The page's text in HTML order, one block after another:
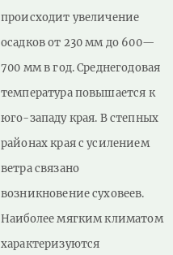
происходит увеличение
осадков от 230 мм до 600—
700 мм в год. Среднегодовая
температура повышается к
юго-западу края. В степных
районах края с усилением
ветра связано
возникновение суховеев.
Наиболее мягким климатом
характеризуются